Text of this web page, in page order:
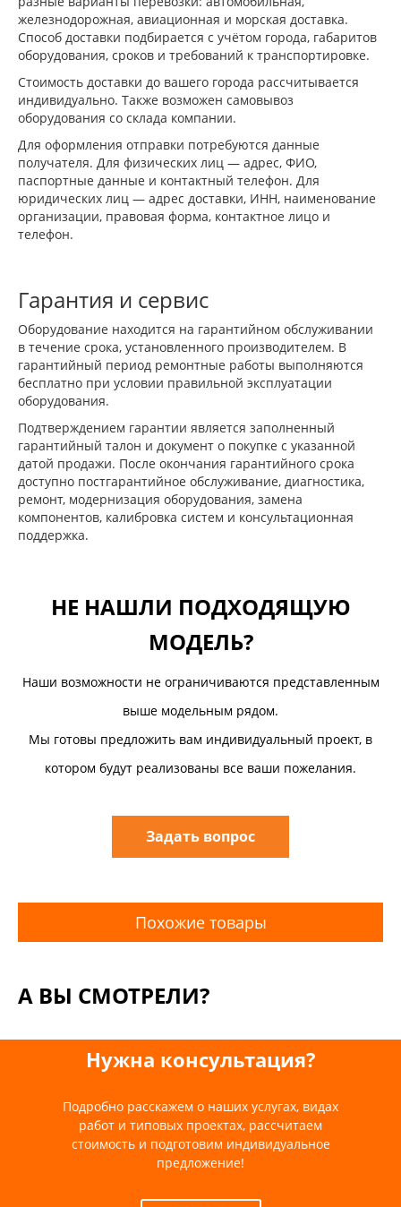
железнодорожная, авиационная и морская доставка.
Способ доставки подбирается с учётом города, габаритов
оборудования, сроков и требований к транспортировке.
Стоимость доставки до вашего города рассчитывается
индивидуально. Также возможен самовывоз
оборудования со склада компании.
Для оформления отправки потребуются данные
получателя. Для физических лиц — адрес, ФИО,
паспортные данные и контактный телефон. Для
юридических лиц — адрес доставки, ИНН, наименование
организации, правовая форма, контактное лицо и
телефон.
Гарантия и сервис
Оборудование находится на гарантийном обслуживании
в течение срока, установленного производителем. В
гарантийный период ремонтные работы выполняются
бесплатно при условии правильной эксплуатации
оборудования.
Подтверждением гарантии является заполненный
гарантийный талон и документ о покупке с указанной
датой продажи. После окончания гарантийного срока
доступно постгарантийное обслуживание, диагностика,
ремонт, модернизация оборудования, замена
компонентов, калибровка систем и консультационная
поддержка.
НЕ НАШЛИ ПОДХОДЯЩУЮ
МОДЕЛЬ?
Наши возможности не ограничиваются представленным
выше модельным рядом.
Мы готовы предложить вам индивидуальный проект, в
котором будут реализованы все ваши пожелания.
Задать вопрос
Похожие товары
А ВЫ СМОТРЕЛИ?
Нужна консультация?
Подробно расскажем о наших услугах, видах
работ и типовых проектах, рассчитаем
стоимость и подготовим индивидуальное
предложение!